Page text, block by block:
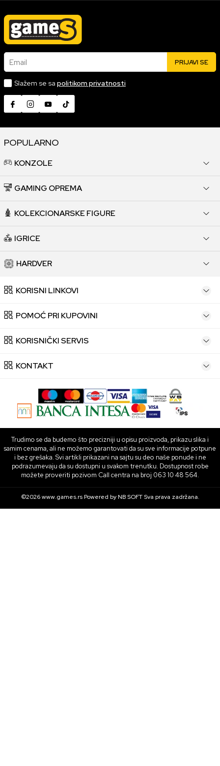
Email PRIJAVI SE
Slažem se sa politikom privatnosti
POPULARNO
KONZOLE
GAMING OPREMA
KOLEKCIONARSKE FIGURE
IGRICE
HARDVER
KORISNI LINKOVI
POMOĆ PRI KUPOVINI
KORISNIČKI SERVIS
KONTAKT
Trudimo se da budemo što precizniji u opisu proizvoda, prikazu slika i
samim cenama, ali ne možemo garantovati da su sve informacije potpune
i bez grešaka. Svi artikli prikazani na sajtu su deo naše ponude i ne
podrazumevaju da su dostupni u svakom trenutku. Dostupnost robe
možete proveriti pozivom Call centra na broj 063 10 48 564.
©2026www.games.rs Powered byNB SOFTSva prava zadržana.